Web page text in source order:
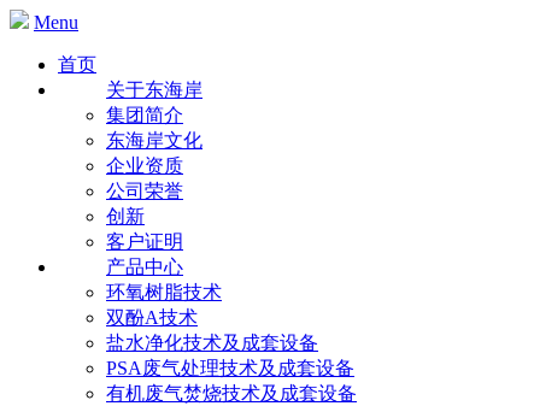
Menu
首页
关于东海岸
集团简介
东海岸文化
企业资质
公司荣誉
创新
客户证明
产品中心
环氧树脂技术
双酚A技术
盐水净化技术及成套设备
PSA废气处理技术及成套设备
有机废气焚烧技术及成套设备